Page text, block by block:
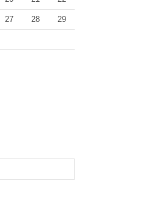
27 28 29